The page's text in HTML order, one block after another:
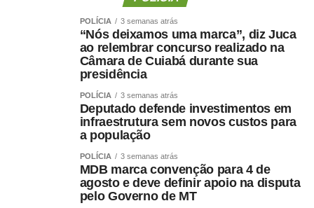
órgãos de investigação para identificar e coletar arquivos
relacionados à violência sexual contra crianças e
adolescentes disponíveis em ambientes digitais públicos,
como fóruns, sites, canais e redes sociais.
Em casos de flagrante ou de risco à vida ou à integridade
física de criança ou adolescente, a autoridade policial ou
o Ministério Público poderão requisitar diretamente
determinados dados aos provedores, sem autorização
judicial prévia. A medida deverá ser comunicada à Justiça
em até 48 horas.
POLÍCIA 3 semanas atrás
“Nós deixamos uma marca”, diz Juca
ao relembrar concurso realizado na
Câmara de Cuiabá durante sua
presidência
POLÍCIA 3 semanas atrás
Deputado defende investimentos em
infraestrutura sem novos custos para
a população
POLÍCIA 3 semanas atrás
MDB marca convenção para 4 de
agosto e deve definir apoio na disputa
pelo Governo de MT